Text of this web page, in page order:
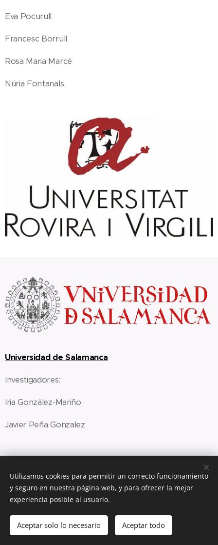
Eva Pocurull
Francesc Borrull
Rosa Maria Marcé
Núria Fontanals
Universidad de Salamanca
Investigadores:
Iria González-Mariño
Javier Peña Gonzalez
Universidad de Granada
Investigadores:
Cristina Postigo
Utilizamos cookies para permitir un correcto funcionamiento
y seguro en nuestra página web, y para ofrecer la mejor
experiencia posible al usuario.
Aceptar solo lo necesario Aceptar todo